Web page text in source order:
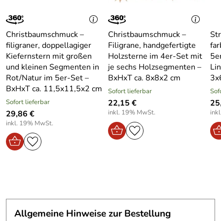
Design:
Doppellagiger Stern mit großen und kleinen
Segmenten
Fertigung:Traditionelle Handarbeit aus dem Erzgebirge
Verwendung:Christbaumschmuck, Fensterdekoration,
Schmuck für Weihnachtssträuße
Fadenlänge:ca. 7 cm
Verwendung & Funktion – Doppelter Kiefernstern 5er-
Set – Maße je Stern ca. 11,5 x 11,5 x 2 cm
Diese edlen, doppellagigen Kiefernstern-Ornamente
eignen sich perfekt für verschiedene
naturbelassenen Optik harmonieren sie sowohl mit
traditionellen als auch mit modernen Dekorationsstilen.
Christbaumschmuck –
filigraner, doppellagiger
Kiefernstern mit großen
und kleinen Segmenten in
Rot/Natur im 5er-Set –
BxHxT ca. 11,5x11,5x2 cm
Sofort lieferbar
29,86 €
inkl. 19% MwSt.
Christbaumschmuck –
Filigrane, handgefertigte
Holzsterne im 4er-Set mit
je sechs Holzsegmenten –
BxHxT ca. 8x8x2 cm
Sofort lieferbar
22,15 €
inkl. 19% MwSt.
Allgemeine Hinweise zur Bestellung